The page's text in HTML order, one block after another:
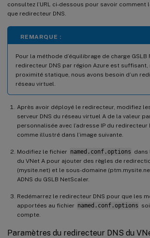
consultez l’URL ci-dessous pour savoir comment
que redirecteur DNS.
REMARQUE :
Pour la méthode d’équilibrage de charge GSLB
redirecteur DNS par région Azure est suffisant,
proximité statique, nous avons besoin d’un
réseau virtuel.
Après avoir déployé le redirecteur, modifiez
serveur DNS du réseau virtuel A de la valeur
personnalisée avec l’adresse IP du redirecteur
comme illustré dans l’image suivante.
Modifiez le fichier named.conf.options dans
du VNet A pour ajouter des règles de
(mysite.net) et le sous-domaine
ADNS du GSLB NetScaler.
Redémarrez le redirecteur DNS pour que les
apportées au fichier named.conf.options
compte.
Paramètres du redirecteur DNS du